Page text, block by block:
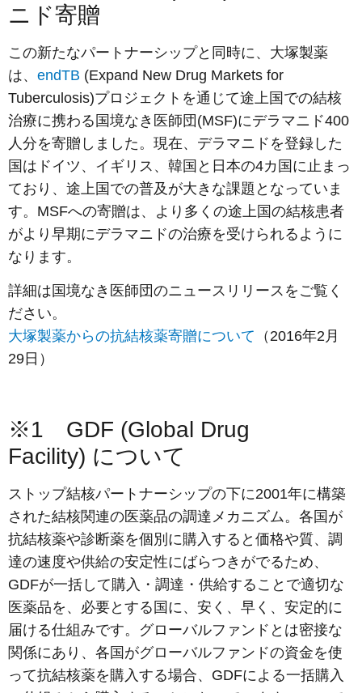
ニド寄贈
この新たなパートナーシップと同時に、大塚製薬
は、 endTB (Expand New Drug Markets for
Tuberculosis)プロジェクトを通じて途上国での結核
治療に携わる国境なき医師団(MSF)にデラマニド400
人分を寄贈しました。現在、デラマニドを登録した
国はドイツ、イギリス、韓国と日本の4カ国に止まっ
ており、途上国での普及が大きな課題となっていま
す。MSFへの寄贈は、より多くの途上国の結核患者
がより早期にデラマニドの治療を受けられるように
なります。
詳細は国境なき医師団のニュースリリースをご覧く
ださい。
大塚製薬からの抗結核薬寄贈について
（2016年2月
29日）
※1 GDF (Global Drug
Facility) について
ストップ結核パートナーシップの下に2001年に構築
された結核関連の医薬品の調達メカニズム。各国が
抗結核薬や診断薬を個別に購入すると価格や質、調
達の速度や供給の安定性にばらつきがでるため、
GDFが一括して購入・調達・供給することで適切な
医薬品を、必要とする国に、安く、早く、安定的に
届ける仕組みです。グローバルファンドとは密接な
関係にあり、各国がグローバルファンドの資金を使
って抗結核薬を購入する場合、GDFによる一括購入